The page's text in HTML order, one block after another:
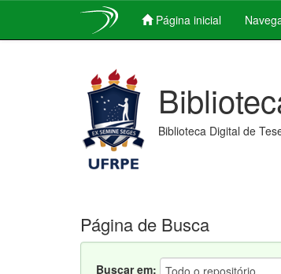
Página inicial
Biblioteca Digital de
Página de Busca
Buscar em: